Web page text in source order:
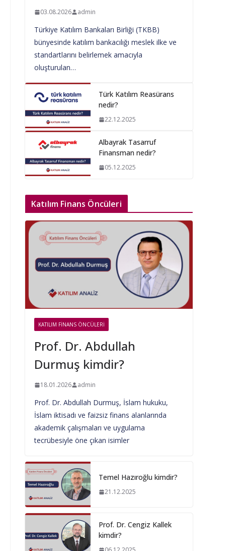
03.08.2026 admin
Türkiye Katılım Bankaları Birliği (TKBB)
bünyesinde katılım bankacılığı meslek ilke ve
standartlarını belirlemek amacıyla
oluşturulan…
Türk Katılım Reasürans
nedir?
22.12.2025
Albayrak Tasarruf
Finansman nedir?
05.12.2025
Katılım Finans Öncüleri
KATILIM FINANS ÖNCÜLERI
Prof. Dr. Abdullah
Durmuş kimdir?
18.01.2026 admin
Prof. Dr. Abdullah Durmuş, İslam hukuku,
İslam iktisadı ve faizsiz finans alanlarında
akademik çalışmaları ve uygulama
tecrübesiyle öne çıkan isimler
Temel Hazıroğlu kimdir?
21.12.2025
Prof. Dr. Cengiz Kallek
kimdir?